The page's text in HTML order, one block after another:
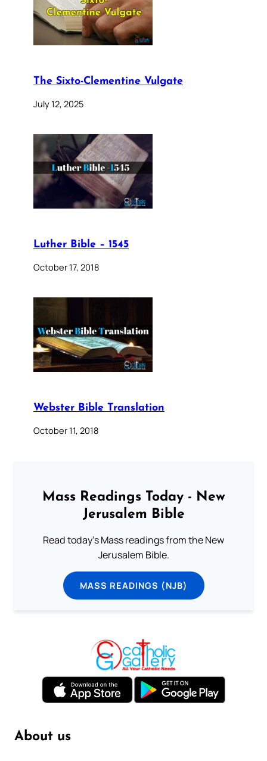
The Sixto-Clementine Vulgate
July 12, 2025
Luther Bible – 1545
October 17, 2018
Webster Bible Translation
October 11, 2018
Mass Readings Today - New
Jerusalem Bible
Read today's Mass readings from the New
Jerusalem Bible.
MASS READINGS (NJB)
About us